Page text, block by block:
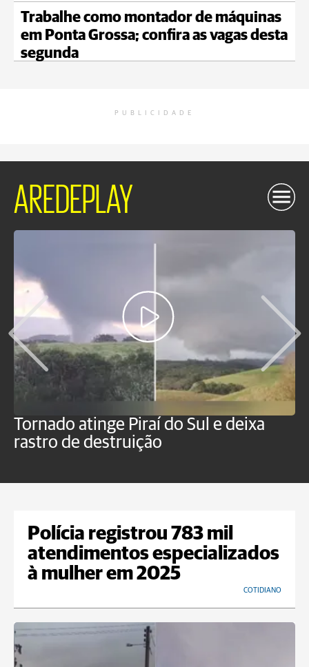
Trabalhe como montador de máquinas
em Ponta Grossa; confira as vagas desta
segunda
PUBLICIDADE
AREDEPLAY
Tornado atinge Piraí do Sul e deixa
rastro de destruição
Polícia registrou 783 mil
atendimentos especializados
à mulher em 2025
COTIDIANO